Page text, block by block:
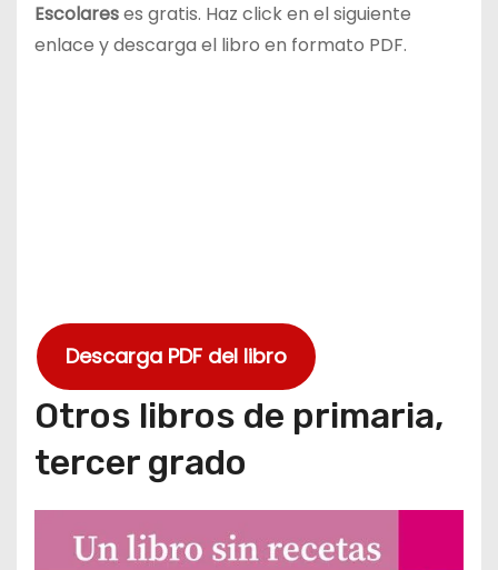
Escolareses gratis. Haz click en el siguiente
enlace y descarga el libro en formato PDF.
Descarga PDF del libro
Otros libros de primaria,
tercer grado